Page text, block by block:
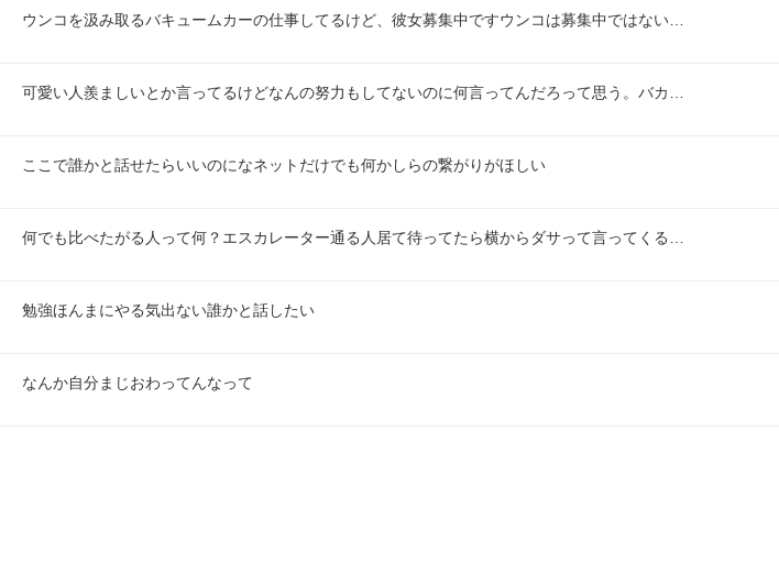
ウンコを汲み取るバキュームカーの仕事してるけど、彼女募集中ですウンコは募集中ではない…
可愛い人羨ましいとか言ってるけどなんの努力もしてないのに何言ってんだろって思う。バカ…
ここで誰かと話せたらいいのになネットだけでも何かしらの繋がりがほしい
何でも比べたがる人って何？エスカレーター通る人居て待ってたら横からダサって言ってくる…
勉強ほんまにやる気出ない誰かと話したい
なんか自分まじおわってんなって